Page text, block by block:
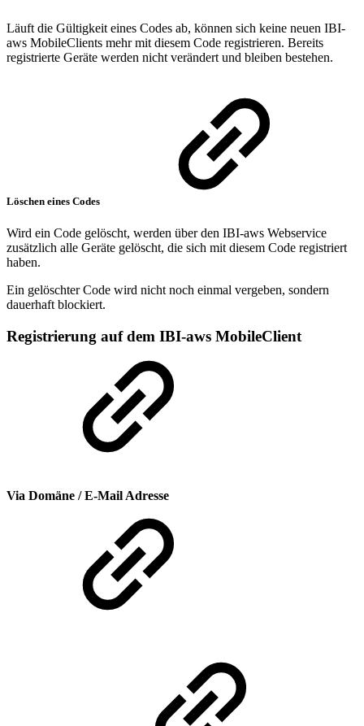
Läuft die Gültigkeit eines Codes ab, können sich keine neuen IBI-
aws MobileClients mehr mit diesem Code registrieren. Bereits
registrierte Geräte werden nicht verändert und bleiben bestehen.
Löschen eines Codes
Wird ein Code gelöscht, werden über den IBI-aws Webservice
zusätzlich alle Geräte gelöscht, die sich mit diesem Code registriert
haben.
Ein gelöschter Code wird nicht noch einmal vergeben, sondern
dauerhaft blockiert.
Registrierung auf dem IBI-aws MobileClient
Via Domäne / E-Mail Adresse